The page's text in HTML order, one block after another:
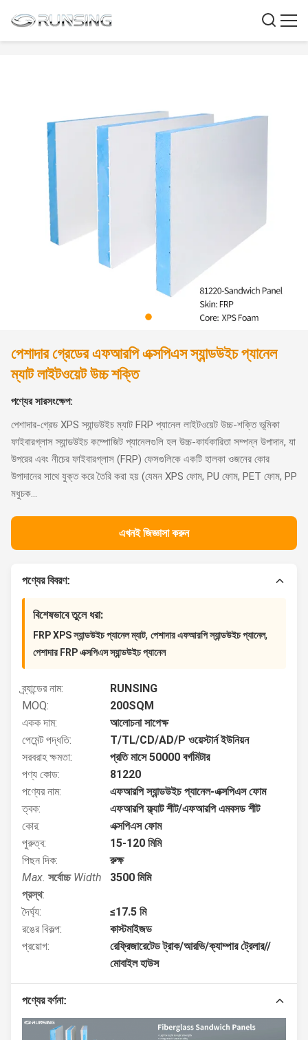
পেশাদার গ্রেডের এফআরপি এক্সপিএস স্যান্ডউইচ প্যানেল
ম্যাট লাইটওয়েট উচ্চ শক্তি
পণ্যের সারসংক্ষেপ:
পেশাদার-গ্রেড XPS স্যান্ডউইচ ম্যাট FRP প্যানেল লাইটওয়েট উচ্চ-শক্তি ভূমিকা
ফাইবারগ্লাস স্যান্ডউইচ কম্পোজিট প্যানেলগুলি হল উচ্চ-কার্যকারিতা সম্পন্ন উপাদান, যা
উপরের এবং নীচের ফাইবারগ্লাস (FRP) ফেসগুলিকে একটি হালকা ওজনের কোর
উপাদানের সাথে যুক্ত করে তৈরি করা হয় (যেমন XPS ফোম, PU ফোম, PET ফোম, PP
মধুচক...
এখনই জিজ্ঞাসা করুন
পণ্যের বিবরণ:
বিশেষভাবে তুলে ধরা:
FRP XPS স্যান্ডউইচ প্যানেল ম্যাট, পেশাদার এফআরপি স্যান্ডউইচ প্যানেল,
পেশাদার FRP এক্সপিএস স্যান্ডউইচ প্যানেল
ব্র্যান্ডের নাম:
RUNSING
MOQ:
200SQM
একক দাম:
আলোচনা সাপেক্ষ
পেমেন্ট পদ্ধতি:
T/TL/CD/AD/P ওয়েস্টার্ন ইউনিয়ন
সরবরাহ ক্ষমতা:
প্রতি মাসে 50000 বর্গমিটার
পণ্য কোড:
81220
পণ্যের নাম:
এফআরপি স্যান্ডউইচ প্যানেল-এক্সপিএস ফোম
ত্বক:
এফআরপি ফ্ল্যাট শীট/এফআরপি এমবসড শীট
কোর:
এক্সপিএস ফোম
পুরুত্ব:
15-120 মিমি
পিছন দিক:
রুক্ষ
Max. সর্বোচ্চ Width
প্রস্থ:
3500 মিমি
দৈর্ঘ্য:
≤17.5 মি
রঙের বিকল্প:
কাস্টমাইজড
প্রয়োগ:
রেফ্রিজারেটেড ট্রাক/আরভি/ক্যাম্পার ট্রেলার//
মোবাইল হাউস
পণ্যের বর্ণনা: